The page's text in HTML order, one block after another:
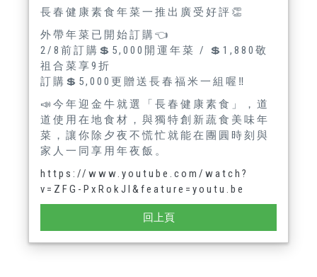
長春健康素食年菜一推出廣受好評👏
外帶年菜已開始訂購👈
2/8前訂購💲5,000開運年菜 / 💲1,880敬
祖合菜享9折
訂購💲5,000更贈送長春福米一組喔‼
📣今年迎金牛就選「長春健康素食」，道
道使用在地食材，與獨特創新蔬食美味年
菜，讓你除夕夜不慌忙就能在團圓時刻與
家人一同享用年夜飯。
https://www.youtube.com/watch?
v=ZFG-PxRokJI&feature=youtu.be
回上頁